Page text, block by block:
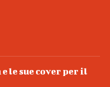
le sue cover per il